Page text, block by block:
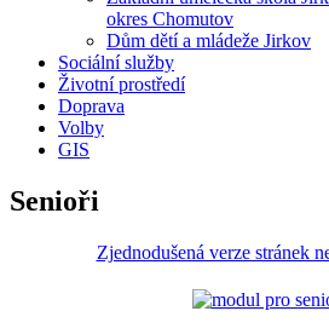
okres Chomutov
Dům dětí a mládeže Jirkov
Sociální služby
Životní prostředí
Doprava
Volby
GIS
Senioři
Zjednodušená verze stránek